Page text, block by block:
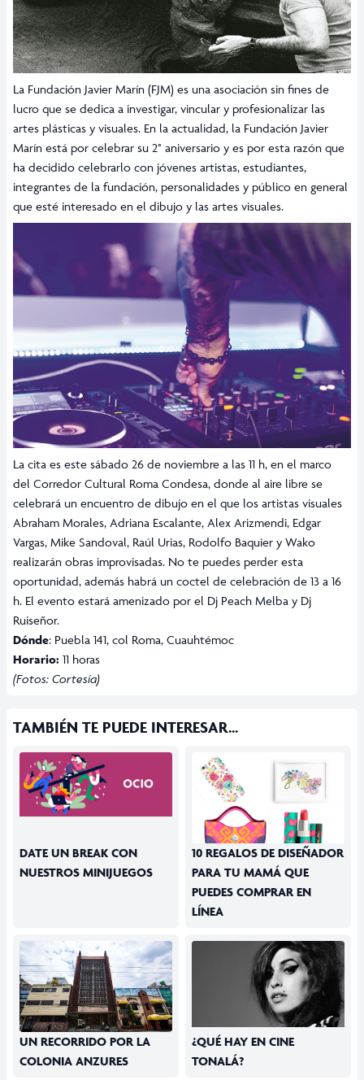
La Fundación Javier Marín (FJM) es una asociación sin fines de
lucro que se dedica a investigar, vincular y profesionalizar las
artes plásticas y visuales. En la actualidad, la Fundación Javier
Marín está por celebrar su 2° aniversario y es por esta razón que
ha decidido celebrarlo con jóvenes artistas, estudiantes,
integrantes de la fundación, personalidades y público en general
que esté interesado en el dibujo y las artes visuales.
La cita es este sábado 26 de noviembre a las 11 h, en el marco
del Corredor Cultural Roma Condesa, donde al aire libre se
celebrará un encuentro de dibujo en el que los artistas visuales
Abraham Morales, Adriana Escalante, Alex Arizmendi, Edgar
Vargas, Mike Sandoval, Raúl Urias, Rodolfo Baquier y Wako
realizarán obras improvisadas. No te puedes perder esta
oportunidad, además habrá un coctel de celebración de 13 a 16
h. El evento estará amenizado por el Dj Peach Melba y Dj
Ruiseñor.
Dónde: Puebla 141, col Roma, Cuauhtémoc
Horario: 11 horas
(Fotos: Cortesía)
TAMBIÉN TE PUEDE INTERESAR...
DATE UN BREAK CON
NUESTROS MINIJUEGOS
10 REGALOS DE DISEÑADOR
PARA TU MAMÁ QUE
PUEDES COMPRAR EN
LÍNEA
UN RECORRIDO POR LA
COLONIA ANZURES
¿QUÉ HAY EN CINE
TONALÁ?